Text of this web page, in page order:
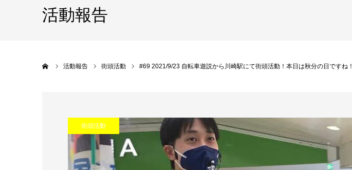
活動報告
活動報告 街頭活動 #69 2021/9/23 自転車遊説から川崎駅にて街頭活動！本日は秋分の日ですね！
街頭活動